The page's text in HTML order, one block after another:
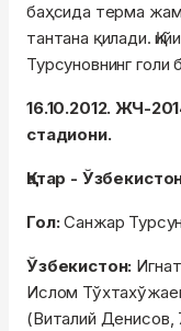
баҳсида терма
тантана қилади.
Турсуновнинг голи
16.10.2012. ЖЧ-
стадиони.
Қатар -
Гол:Санжар
Ўзбекистон:
Ислом
(Виталий